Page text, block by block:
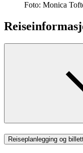
Foto: Monica
Reiseplanlegging og